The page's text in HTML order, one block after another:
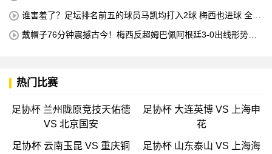
谁害羞了？足坛排名前五的球员马凯均打入2球 梅西也进球 全场
戴帽子76分钟震撼古今！梅西反超姆巴佩阿根廷3-0出线形势看
热门比赛
足协杯 兰州陇原竞技天佑德
VS 北京国安
足协杯 大连英博 VS 上海申
花
足协杯 云南玉昆 VS 重庆铜
足协杯 山东泰山 VS 上海海